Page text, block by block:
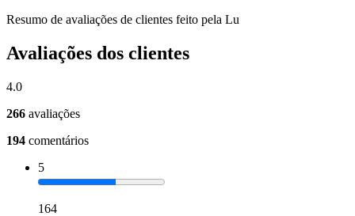
Resumo de avaliações de clientes feito pela Lu
Avaliações dos clientes
4.0
266 avaliações
194 comentários
5
164